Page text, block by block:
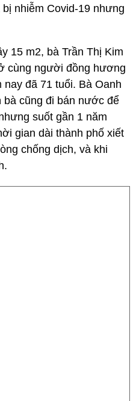
nhiễm Covid-19 nhưng
15 m2, bà Trần Thị Kim
cùng người đồng hương
nay đã 71 tuổi. Bà Oanh
bà cũng đi bán nước để
suốt gần 1 năm
gian dài thành phố xiết
chống dịch, và khi